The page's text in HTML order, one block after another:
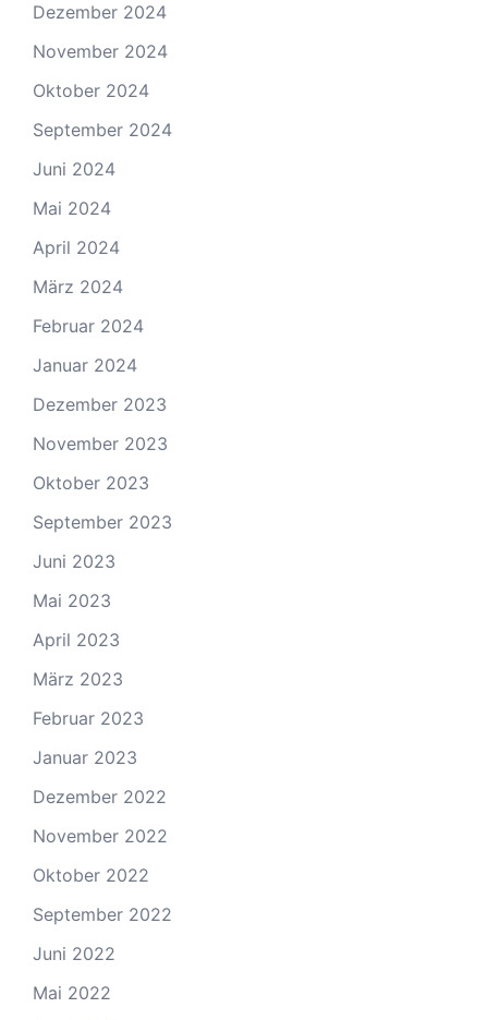
Dezember 2024
November 2024
Oktober 2024
September 2024
Juni 2024
Mai 2024
April 2024
März 2024
Februar 2024
Januar 2024
Dezember 2023
November 2023
Oktober 2023
September 2023
Juni 2023
Mai 2023
April 2023
März 2023
Februar 2023
Januar 2023
Dezember 2022
November 2022
Oktober 2022
September 2022
Juni 2022
Mai 2022